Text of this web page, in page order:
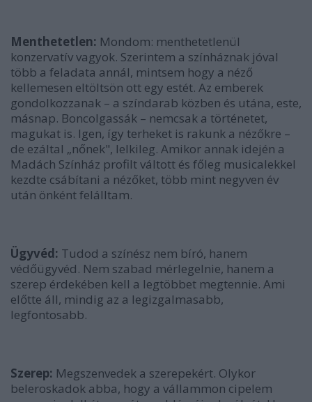
Menthetetlen: Mondom: menthetetlenül
konzervatív vagyok. Szerintem a színháznak jóval
több a feladata annál, mintsem hogy a néző
kellemesen eltöltsön ott egy estét. Az emberek
gondolkozzanak – a színdarab közben és utána, este,
másnap. Boncolgassák – nemcsak a történetet,
magukat is. Igen, így terheket is rakunk a nézőkre –
de ezáltal „nőnek", lelkileg. Amikor annak idején a
Madách Színház profilt váltott és főleg musicalekkel
kezdte csábítani a nézőket, több mint negyven év
után önként felálltam.
Ügyvéd: Tudod a színész nem bíró, hanem
védőügyvéd. Nem szabad mérlegelnie, hanem a
szerep érdekében kell a legtöbbet megtennie. Ami
előtte áll, mindig az a legizgalmasabb,
legfontosabb.
Szerep: Megszenvedek a szerepekért. Olykor
beleroskadok abba, hogy a vállammon cipelem